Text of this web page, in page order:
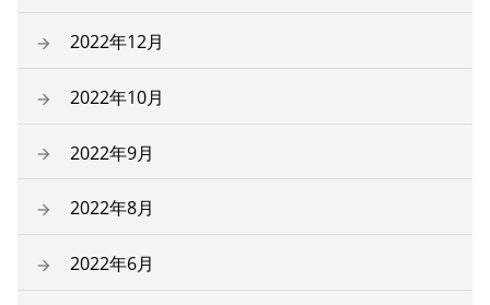
2022年12月
2022年10月
2022年9月
2022年8月
2022年6月